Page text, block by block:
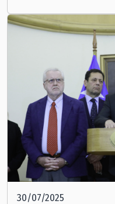
30/07/2025